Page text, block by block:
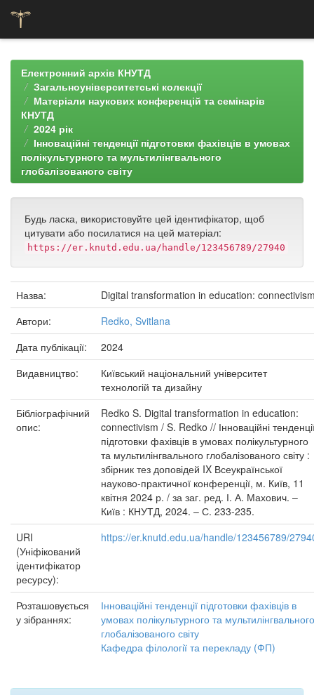
navigationЕлектронний архів КНУТД
Загальноуніверситетські колекції
Матеріали наукових конференцій та семінарів
КНУТД
2024 рік
Інноваційні тенденції підготовки фахівців в умовах
полікультурного та мультилінгвального
глобалізованого світу
Будь ласка, використовуйте цей ідентифікатор, щоб
цитувати або посилатися на цей матеріал:
https://er.knutd.edu.ua/handle/123456789/27940
Назва:
Digital transformation in education:
Автори:
Redko, Svitlana
Дата публікації:
2024
Видавництво:
Київський національний університет
технологій та дизайну
Бібліографічний
опис:
Redko S. Digital transformation in education:
connectivism / S. Redko // Інноваційні
підготовки фахівців в умовах полікультурного
та мультилінгвального глобалізованого світу :
збірник тез доповідей IX Всеукраїнської
науково-практичної конференції, м. Київ, 11
квітня 2024 р. / за заг. ред. І. А. Махович. –
Київ : КНУТД, 2024. – С. 233-235.
URI
(Уніфікований
ідентифікатор
ресурсу):
https://er.knutd.edu.ua/handle/123456789/
Розташовується
у зібраннях:
Інноваційні тенденції підготовки фахівців в
умовах полікультурного та мультилінгвального
глобалізованого світу
Кафедра філології та перекладу (ФП)